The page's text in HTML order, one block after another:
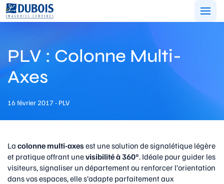
Aller
au
PLV : Colonne Multi-
Axes
16 février 2017 - PLV
La colonne multi-axesest une solution de signalétique légère
et pratique offrant unevisibilité à 360°. Idéale pour guider les
visiteurs, signaliser un département ou renforcer l’orientation
dans vos espaces, elle s’adapte parfaitement aux